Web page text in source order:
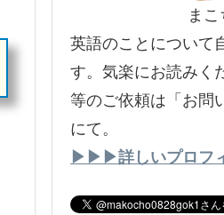
まこ
英語のことについて
す。気楽にお読みく
等のご依頼は「お問
にて。
▶▶▶詳しいプロフ